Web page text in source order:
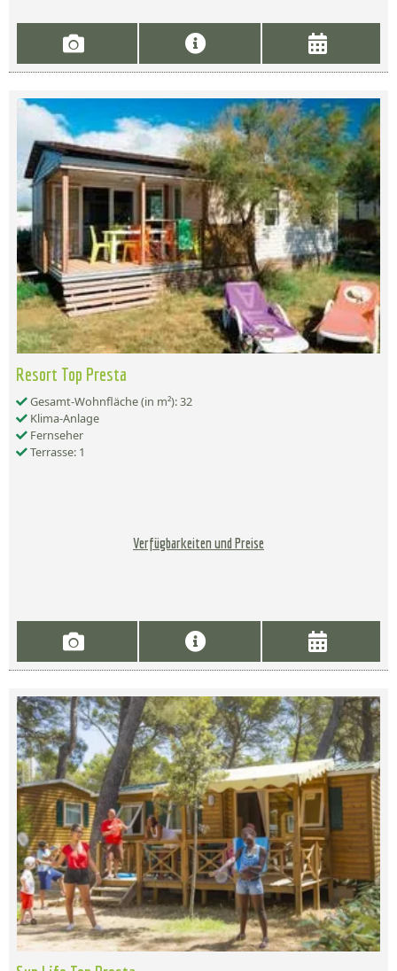
Resort Top Presta
Gesamt-Wohnfläche (in m²): 32
Klima-Anlage
Fernseher
Terrasse: 1
Verfügbarkeiten und Preise